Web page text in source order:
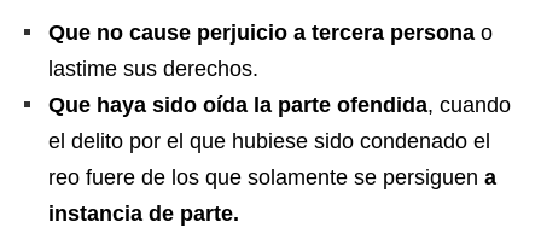
Que no cause perjuicio a tercera persona o
lastime sus derechos.
Que haya sido oída la parte ofendida, cuando
el delito por el que hubiese sido condenado el
reo fuere de los que solamente se persiguen a
instancia de parte.